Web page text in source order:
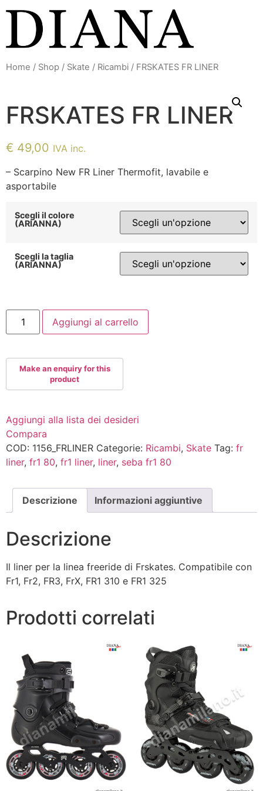
contenuto
Home / Shop / Skate / Ricambi / FRSKATES FR LINER
FRSKATES FR LINER
€ 49,00 IVA inc.
– Scarpino New FR Liner Thermofit, lavabile e
asportabile
Scegli il colore
(ARIANNA)
Scegli la taglia
(ARIANNA)
FRSKATES
LINER
Aggiungi al carrello
Aggiungi alla lista dei desideri
Compara
COD: 1156_FRLINER Categorie: Ricambi, Skate Tag: fr
liner, fr1 80, fr1 liner, liner, seba fr1 80
Descrizione Informazioni aggiuntive
Descrizione
Il liner per la linea freeride di Frskates. Compatibile con
Fr1, Fr2, FR3, FrX, FR1 310 e FR1 325
Prodotti correlati